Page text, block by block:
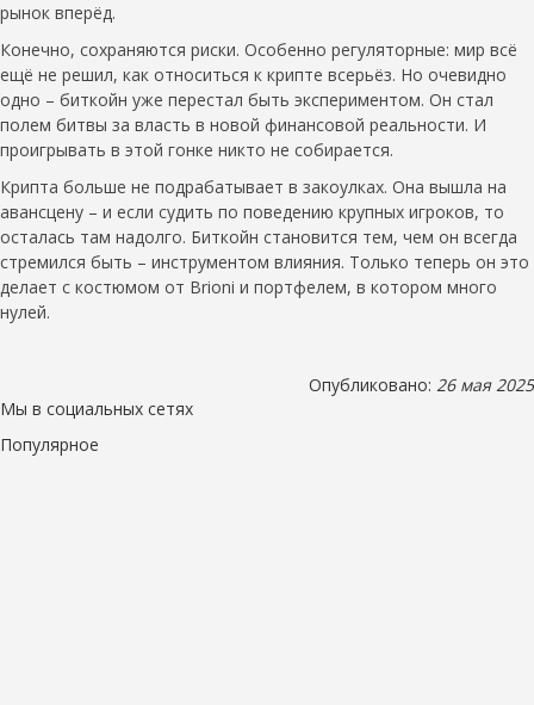
рынок вперёд.
Конечно, сохраняются риски. Особенно регуляторные: мир всё
ещё не решил, как относиться к крипте всерьёз. Но очевидно
одно – биткойн уже перестал быть экспериментом. Он стал
полем битвы за власть в новой финансовой реальности. И
проигрывать в этой гонке никто не собирается.
Крипта больше не подрабатывает в закоулках. Она вышла на
авансцену – и если судить по поведению крупных игроков, то
осталась там надолго. Биткойн становится тем, чем он всегда
стремился быть – инструментом влияния. Только теперь он это
делает с костюмом от Brioni и портфелем, в котором много
нулей.
Опубликовано: 26 мая 2025
Мы в социальных сетях
Популярное